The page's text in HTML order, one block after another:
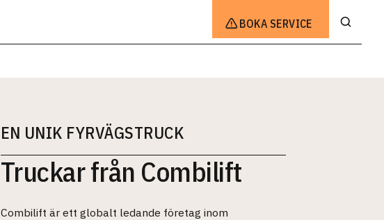
BOKA SERVICE
EN UNIK FYRVÄGSTRUCK
Truckar från Combilift
Combilift är ett globalt ledande företag inom